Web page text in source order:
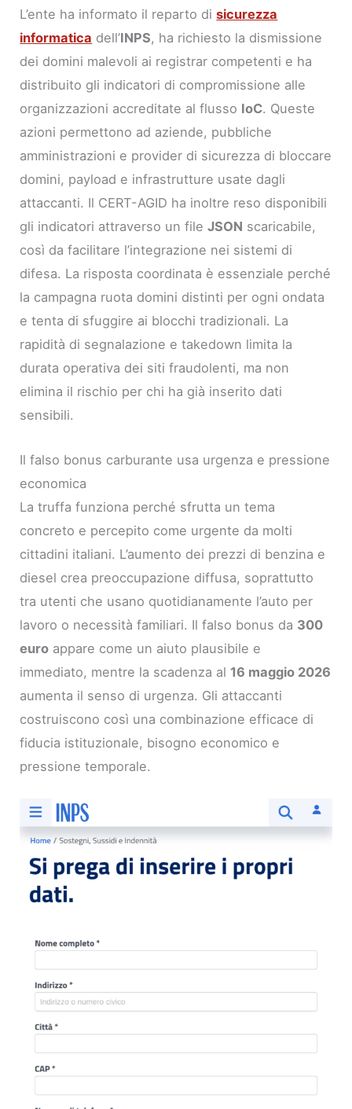
L’ente ha informato il reparto disicurezza
informatica dell’INPS, ha richiesto la dismissione
dei domini malevoli ai registrar competenti e ha
distribuito gli indicatori di compromissione alle
organizzazioni accreditate al flusso IoC. Queste
azioni permettono ad aziende, pubbliche
amministrazioni e provider di sicurezza di bloccare
domini, payload e infrastrutture usate dagli
attaccanti. Il CERT-AGID ha inoltre reso disponibili
gli indicatori attraverso un fileJSON scaricabile,
così da facilitare l’integrazione nei sistemi di
difesa. La risposta coordinata è essenziale perché
la campagna ruota domini distinti per ogni ondata
e tenta di sfuggire ai blocchi tradizionali. La
rapidità di segnalazione e takedown limita la
durata operativa dei siti fraudolenti, ma non
elimina il rischio per chi ha già inserito dati
sensibili.
Il falso bonus carburante usa urgenza e pressione
economica
La truffa funziona perché sfrutta un tema
concreto e percepito come urgente da molti
cittadini italiani. L’aumento dei prezzi di benzina e
diesel crea preoccupazione diffusa, soprattutto
tra utenti che usano quotidianamente l’auto per
lavoro o necessità familiari. Il falso bonus da 300
euro appare come un aiuto plausibile e
immediato, mentre la scadenza al 16 maggio 2026
aumenta il senso di urgenza. Gli attaccanti
costruiscono così una combinazione efficace di
fiducia istituzionale, bisogno economico e
pressione temporale.